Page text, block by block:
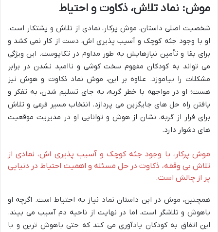
موش: نماد تلاش، ذکاوت و احتیاط
شخصیت اصلی داستان، موش پرکار، نمادی از تلاش و پشتکار است.
او با وجود جثه کوچک و آسیب پذیری اش، دست از کار نمی کشد و
برای بقا و تأمین نیازهایش به طور مداوم در تکاپوست. این ویژگی
می تواند به کودکان مفهوم سخت کوشی و ناامید نشدن در برابر
مشکلات را بیاموزد. علاوه بر این، موش نماد ذکاوت و هوش نیز
هست؛ او در مواجهه با خطر گربه، به جای تسلیم شدن، به تفکر و
یافتن راه حل های جایگزین می پردازد. انتخاب مسیر فرعی و تلاش
برای فرار از گربه، نشان از هوش و توانایی او در مدیریت موقعیت
های دشوار دارد.
موش پرکار، با وجود جثه کوچک و آسیب پذیری اش، نمادی از
تلاش بی وقفه، ذکاوت در حل مسئله و اهمیت احتیاط در دنیایی
پر از چالش است.
همچنین، موش در این داستان نماد نیاز به احتیاط است. اگرچه او
باهوش و تلاشگر است، اما در نهایت از ناحیه دم آسیب می بیند.
این اتفاق به کودکان یادآوری می کند که حتی باهوش ترین و با